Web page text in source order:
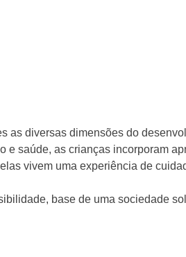
as diversas dimensões do
saúde, as crianças incorporam
vivem uma experiência de
base de uma sociedade